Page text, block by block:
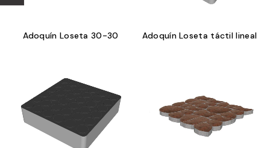
Adoquín Loseta 30-30 Adoquín Loseta táctil lineal